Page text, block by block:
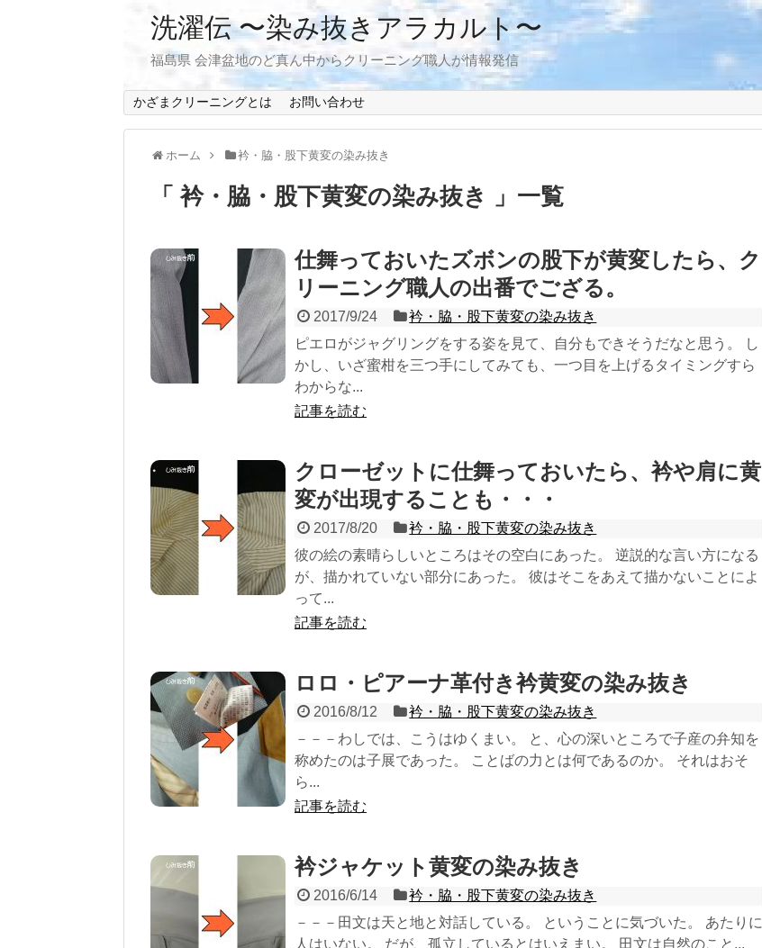
洗濯伝 〜染み抜きアラカルト〜
福島県 会津盆地のど真ん中からクリーニング職人が情報発信
かざまクリーニングとは お問い合わせ
ホーム 衿・脇・股下黄変の染み抜き
「 衿・脇・股下黄変の染み抜き 」一覧
仕舞っておいたズボンの股下が黄変したら、ク
リーニング職人の出番でござる。
2017/9/24
衿・脇・股下黄変の染み抜き
ピエロがジャグリングをする姿を見て、自分もできそうだなと思う。 し
かし、いざ蜜柑を三つ手にしてみても、一つ目を上げるタイミングすら
わからな...
記事を読む
クローゼットに仕舞っておいたら、衿や肩に黄
変が出現することも・・・
2017/8/20
衿・脇・股下黄変の染み抜き
彼の絵の素晴らしいところはその空白にあった。 逆説的な言い方になる
が、描かれていない部分にあった。 彼はそこをあえて描かないことによ
って...
記事を読む
ロロ・ピアーナ革付き衿黄変の染み抜き
2016/8/12
衿・脇・股下黄変の染み抜き
－－－わしでは、こうはゆくまい。 と、心の深いところで子産の弁知を
称めたのは子展であった。 ことばの力とは何であるのか。 それはおそ
ら...
記事を読む
衿ジャケット黄変の染み抜き
2016/6/14
衿・脇・股下黄変の染み抜き
－－－田文は天と地と対話している。 ということに気づいた。 あたりに
人はいない。 だが、孤立しているとはいえまい。 田文は自然のこと...